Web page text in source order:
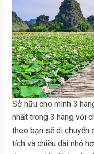
Sở hữu cho mình 3
nhất trong 3 hang với
theo bạn sẽ di chuyển
tích và chiều dài nhỏ